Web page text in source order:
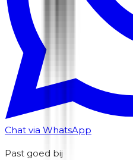
Chat via WhatsApp
Past goed bij